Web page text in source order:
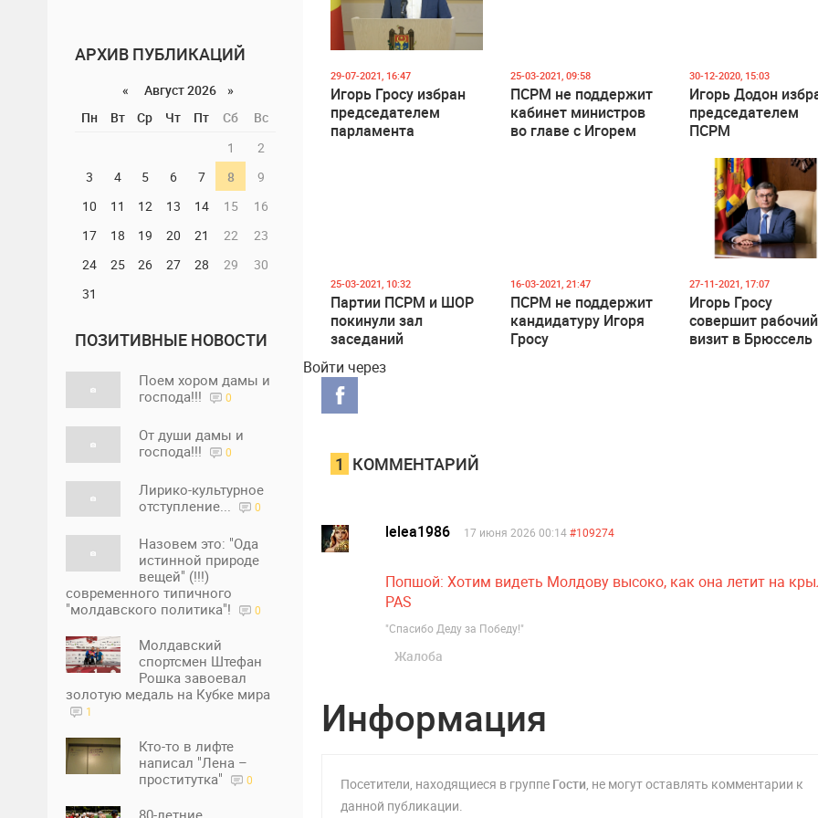
АРХИВ ПУБЛИКАЦИЙ
«
Август 2026 »
Пн
Вт Ср Чт Пт Сб
Вс
1
2
3
4 5 6 7 8
9
10
11 12 13 14 15
16
17
18 19 20 21 22
23
24
25 26 27 28 29
30
31
ПОЗИТИВНЫЕ НОВОСТИ
Поем хором дамы и
господа!!!
0
От души дамы и
господа!!!
0
Лирико-культурное
отступление...
0
Назовем это: "Ода
истинной природе
вещей" (!!!)
современного типичного
"молдавского политика"!
0
Молдавский
спортсмен Штефан
Рошка завоевал
золотую медаль на Кубке мира
1
Кто-то в лифте
написал "Лена –
проститутка"
0
29-07-2021, 16:47
Игорь Гросу избран
председателем
парламента
25-03-2021, 09:58
ПСРМ не поддержит
кабинет министров
во главе с Игорем
30-12-2020, 15:03
Игорь Додон
председателем
ПСРМ
25-03-2021, 10:32
Партии ПСРМ и ШОР
покинули зал
заседаний
16-03-2021, 21:47
ПСРМ не поддержит
кандидатуру Игоря
Гросу
27-11-2021, 17:07
Игорь Гросу
совершит рабочий
визит в Брюссель
Войти через
1 КОММЕНТАРИЙ
lelea1986 17 июня 2026 00:14#109274
Попшой: Хотим видеть Молдову высоко, как она летит на
PAS
"Спасибо Деду за Победу!"
Жалоба
Информация
Посетители, находящиеся в группе Гости, не могут оставлять комментарии к
данной публикации.